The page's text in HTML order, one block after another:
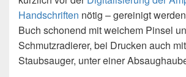
Handschriften nötig – gereinigt
Buch schonend mit weichem Pinsel
Schmutzradierer, bei Drucken auch
Staubsauger, unter einer